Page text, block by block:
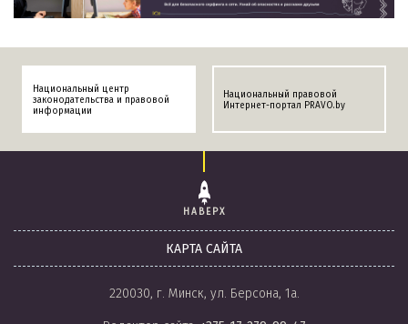
Национальный центр
законодательства и правовой
информации
Национальный правовой
Интернет-портал PRAVO.by
НАВЕРХ
КАРТА САЙТА
220030, г. Минск, ул. Берсона, 1а.